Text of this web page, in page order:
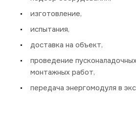
изготовление,
испытания,
доставка на объект,
проведение
монтажных работ,
передача энергомодуля в